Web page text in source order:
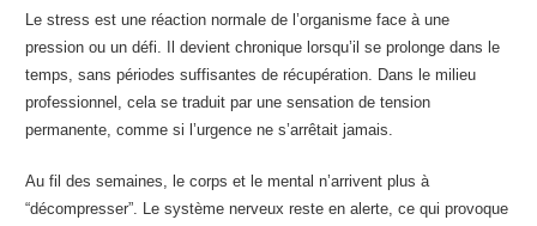
Le stress est une réaction normale de l’organisme face à une
pression ou un défi. Il devient chronique lorsqu’il se prolonge dans le
temps, sans périodes suffisantes de récupération. Dans le milieu
professionnel, cela se traduit par une sensation de tension
permanente, comme si l’urgence ne s’arrêtait jamais.
Au fil des semaines, le corps et le mental n’arrivent plus à
“décompresser”. Le système nerveux reste en alerte, ce qui provoque